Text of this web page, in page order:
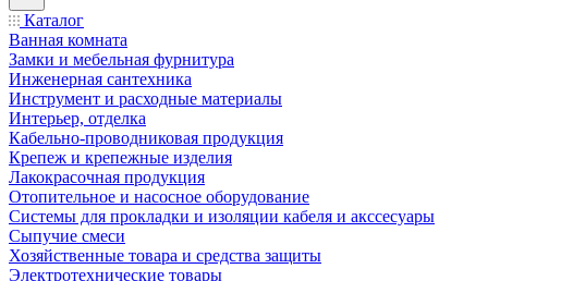
Каталог
Ванная комната
Замки и мебельная фурнитура
Инженерная сантехника
Инструмент и расходные материалы
Интерьер, отделка
Кабельно-проводниковая продукция
Крепеж и крепежные изделия
Лакокрасочная продукция
Отопительное и насосное оборудование
Системы для прокладки и изоляции кабеля и акссесуары
Сыпучие смеси
Хозяйственные товара и средства защиты
Электротехнические товары